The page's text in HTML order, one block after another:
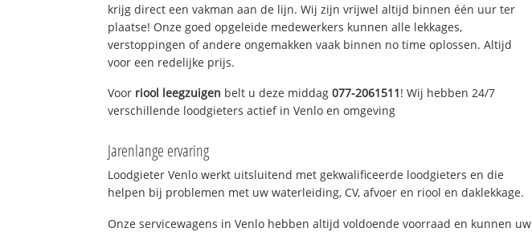
krijg direct een vakman aan de lijn. Wij zijn vrijwel altijd binnen één uur ter
plaatse! Onze goed opgeleide medewerkers kunnen alle lekkages,
verstoppingen of andere ongemakken vaak binnen no time oplossen. Altijd
voor een redelijke prijs.
Voor riool leegzuigen belt u deze middag077-2061511! Wij hebben 24/7
verschillende loodgieters actief in Venlo en omgeving
Jarenlange ervaring
Loodgieter Venlo werkt uitsluitend met gekwalificeerde loodgieters en die
helpen bij problemen met uw waterleiding, CV, afvoer en riool en daklekkage.
Onze servicewagens in Venlo hebben altijd voldoende voorraad en kunnen uw